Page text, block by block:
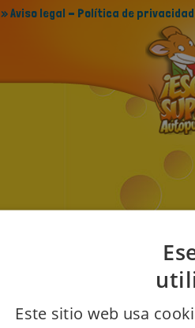
» Aviso legal - Política de privacidad
Este sitio web usa